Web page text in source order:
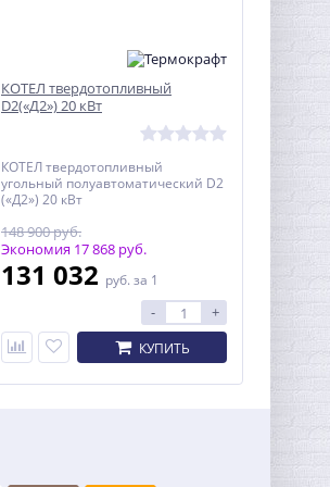
КОТЕЛ твердотопливный
D2(«Д2») 20 кВт
КОТЕЛ твердотопливный
угольный полуавтоматический D2
(«Д2») 20 кВт
148 900 руб.
Экономия 17 868 руб.
131 032 руб. за 1
- +
КУПИТЬ